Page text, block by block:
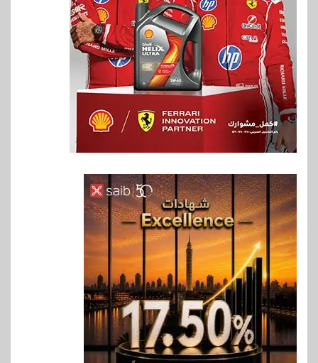
6
اخبار
غرفة القاهرة تنظم ندوة إلكترونية
لدعم الصادرات وتحقيق
مستهدفات رؤية مصر 2030
7
بنوك
بنك مصر يشارك في فعالية اليوم
العالمي للشباب ويقدم العديد من
العروض المجانية